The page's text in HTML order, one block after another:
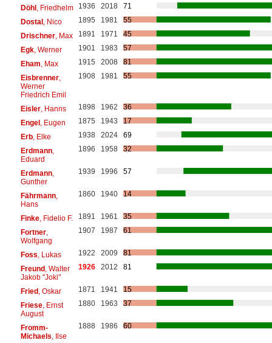
Döhl, Friedhelm 1936 2018
71
Dostal, Nico 1895 1981
55
Drischner, Max 1891 1971
45
Egk, Werner 1901 1983
57
Eham , Max 1915 2008
81
Eisbrenner,
Werner
Friedrich Emil
1908 1981 55
Eisler, Hanns 1898 1962
36
Engel, Eugen 1875 1943
17
Erb, Elke 1938 2024
69
Erdmann,
Eduard
1896 1958 32
Erdmann,
Gunther
1939 1996 57
Fährmann,
Hans
1860 1940 14
Finke, Fidelio F. 1891 1961
35
Fortner,
Wolfgang
1907 1987 61
Foss , Lukas 1922 2009
81
Freund, Walter
Jakob "Joki"
1926 2012 81
Fried, Oskar 1871 1941
15
Friese, Ernst
August
1880 1963 37
Fromm-
Michaels , Ilse
1888 1986 60